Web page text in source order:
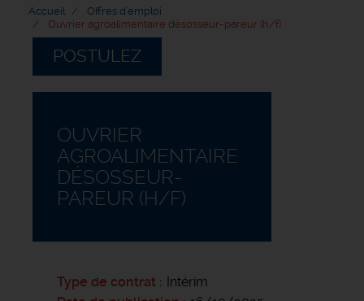
Accueil
Offres d'emploi
Ouvrier agroalimentaire désosseur-pareur (h/f)
POSTULEZ
OUVRIER
AGROALIMENTAIRE
DÉSOSSEUR-
PAREUR (H/F)
Type de contrat
Intérim